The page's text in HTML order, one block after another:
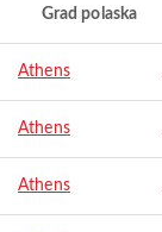
Grad polaska
Athens
Athens
Athens